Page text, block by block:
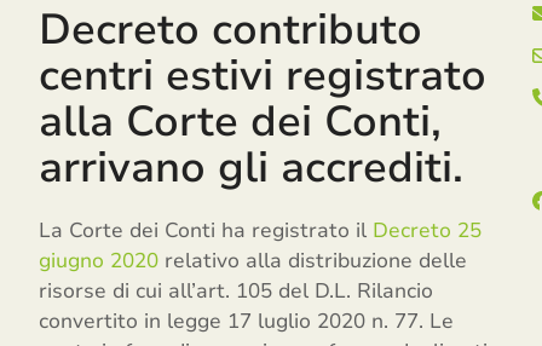
Decreto contributo
centri estivi registrato
alla Corte dei Conti,
arrivano gli accrediti.
La Corte dei Conti ha registrato il Decreto 25
giugno 2020 relativo alla distribuzione delle
risorse di cui all’art. 105 del D.L. Rilancio
convertito in legge 17 luglio 2020 n. 77. Le